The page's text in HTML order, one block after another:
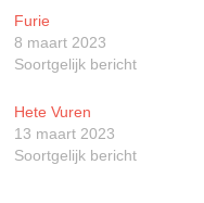
Furie
8 maart 2023
Soortgelijk bericht
Hete Vuren
13 maart 2023
Soortgelijk bericht